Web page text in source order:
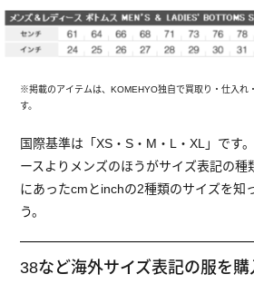
※掲載のアイテムは、KOMEHYO独自で買取り・仕入れ
す。
国際基準は「XS・S・M・L・XL」です
ースよりメンズのほうがサイズ表記の種
にあったcmとinchの2種類のサイズを知
う。
38など海外サイズ表記の服を